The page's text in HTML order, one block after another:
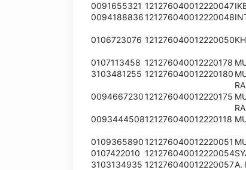
0091655321 121276040012220047
0094188836121276040012220048
0106723076 121276040012220050
0107113458 121276040012220178
3103481255 121276040012220180
0094667230121276040012220175
0093444508121276040012220118
0109365890121276040012220051
0107422010 121276040012220054
3103134935 121276040012220057A.